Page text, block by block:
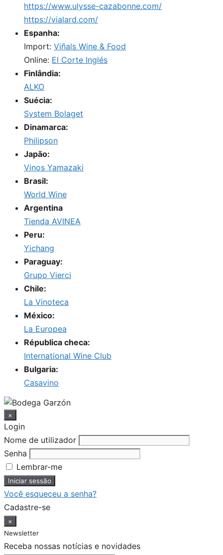
https://www.ulysse-cazabonne.com/
https://vialard.com/
Espanha:
Import: Viñals Wine & Food
Online: El Corte Inglés
Finlândia:
ALKO
Suécia:
System Bolaget
Dinamarca:
Philipson
Japão:
Vinos Yamazaki
Brasil:
World Wine
Argentina
Tienda AVINEA
Peru:
Yichang
Paraguay:
Grupo Vierci
Chile:
La Vinoteca
México:
La Europea
Républica checa:
International Wine Club
Bulgaria:
Casavino
×
Login
Nome de utilizador
Senha
Lembrar-me
Você esqueceu a senha?
Cadastre-se
×
Newsletter
Receba nossas notícias e novidades